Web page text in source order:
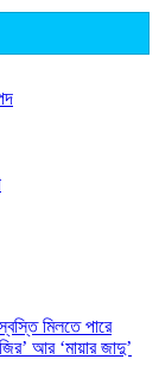
মিলতে পারে
আর ‘মায়ার জাদু’